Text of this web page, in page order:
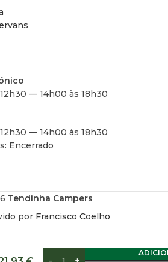
— 14h00 às 18h30
— 14h00 às 18h30
Encerrado
Tendinha Campers
por Francisco Coelho